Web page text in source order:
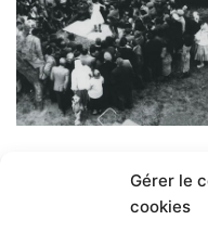
Gérer le
cookies